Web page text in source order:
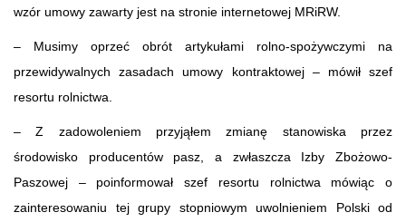
wzór umowy zawarty jest na stronie internetowej MRiRW.
– Musimy oprzeć obrót artykułami rolno-spożywczymi na
przewidywalnych zasadach umowy kontraktowej – mówił szef
resortu rolnictwa.
– Z zadowoleniem przyjąłem zmianę stanowiska przez
środowisko producentów pasz, a zwłaszcza Izby Zbożowo-
Paszowej – poinformował szef resortu rolnictwa mówiąc o
zainteresowaniu tej grupy stopniowym uwolnieniem Polski od